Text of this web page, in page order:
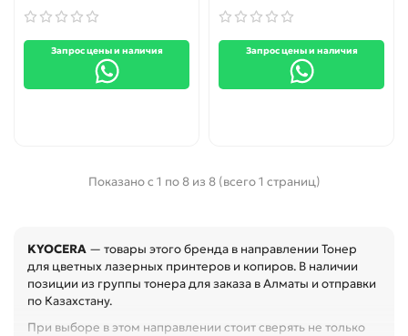
Запрос цены и наличия Запрос цены и наличия
Показано с 1 по 8 из 8 (всего 1 страниц)
KYOCERA — товары этого бренда в направлении Тонер
для цветных лазерных принтеров и копиров. В наличии
позиции из группы тонера для заказа в Алматы и отправки
по Казахстану.
При выборе в этом направлении стоит сверять не только